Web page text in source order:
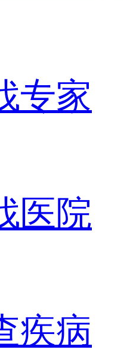
专家
医院
疾病